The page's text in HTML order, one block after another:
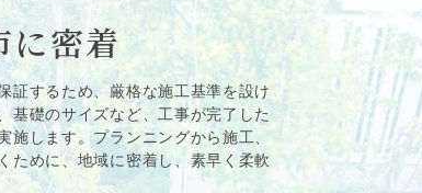
に密着
証するため、厳格な施工基準を設け
基礎のサイズなど、工事が完了した
します。プランニングから施工、
ために、地域に密着し、素早く柔軟